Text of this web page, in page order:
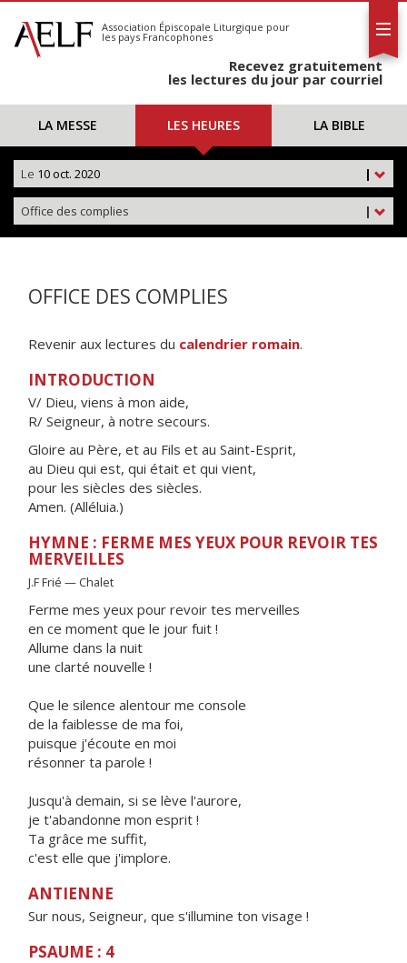
S'abonner
Calendrier
Association Épiscopale Liturgique pour
les pays Francophones
Recevez gratuitement
les lectures du jour par courriel
LA MESSE LES HEURES LA BIBLE
|
Le 10 oct. 2020
|
Office des complies
OFFICE DES COMPLIES
Revenir aux lectures du calendrier romain.
INTRODUCTION
V/ Dieu, viens à mon aide,
R/ Seigneur, à notre secours.
Gloire au Père, et au Fils et au Saint-Esprit,
au Dieu qui est, qui était et qui vient,
pour les siècles des siècles.
Amen. (Alléluia.)
HYMNE : FERME MES YEUX POUR REVOIR TES
MERVEILLES
J.F Frié — Chalet
Ferme mes yeux pour revoir tes merveilles
en ce moment que le jour fuit !
Allume dans la nuit
une clarté nouvelle !
Que le silence alentour me console
de la faiblesse de ma foi,
puisque j'écoute en moi
résonner ta parole !
Jusqu'à demain, si se lève l'aurore,
je t'abandonne mon esprit !
Ta grâce me suffit,
c'est elle que j'implore.
ANTIENNE
Sur nous, Seigneur, que s'illumine ton visage !
PSAUME : 4